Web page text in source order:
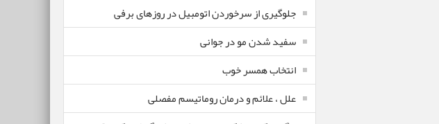
جلوگیری از سرخوردن اتومبیل در روزهای برفی
سفید شدن مو در جوانی
انتخاب همسر خوب
علل ، علائم و درمان روماتیسم مفصلی